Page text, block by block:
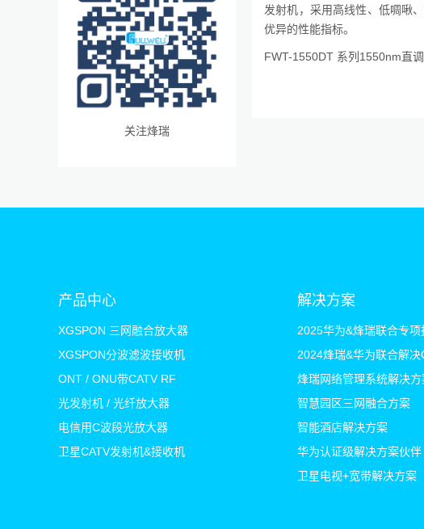
关注烽瑞
发射机，采用高线性、低啁啾
优异的性能指标。
FWT-1550DT 系列1550nm直
产品中心
XGSPON 三网融合放大器
XGSPON分波滤波接收机
ONT / ONU带CATV RF
光发射机 / 光纤放大器
电信用C波段光放大器
卫星CATV发射机&接收机
解决方案
2024烽瑞&华为联合解
烽瑞网络管理系统解决方
智慧园区三网融合方案
智能酒店解决方案
华为认证级解决方案伙伴
卫星电视+宽带解决方案